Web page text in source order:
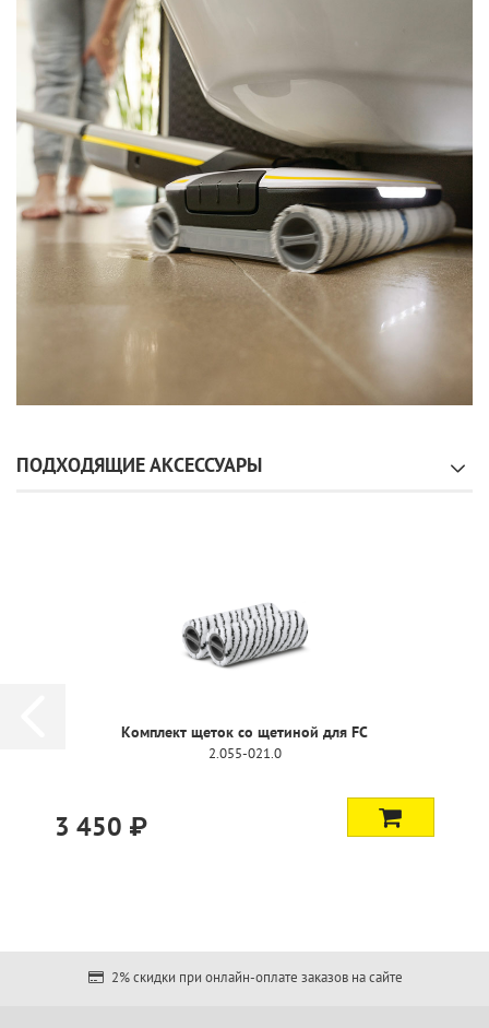
ПОДХОДЯЩИЕ АКСЕССУАРЫ
Комплект щеток со щетиной для FC
2.055-021.0
3 450 ₽
2% скидки при онлайн-оплате заказов на сайте